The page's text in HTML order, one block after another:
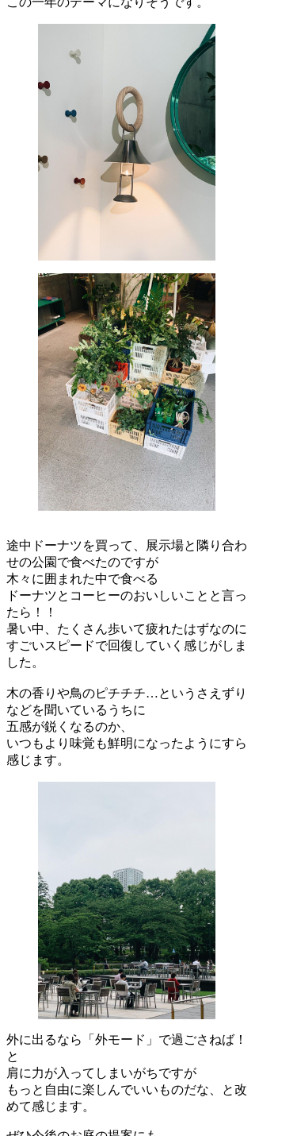
途中ドーナツを買って、展示場と隣り合わ
せの公園で食べたのですが
木々に囲まれた中で食べる
ドーナツとコーヒーのおいしいことと言っ
たら！！
暑い中、たくさん歩いて疲れたはずなのに
すごいスピードで回復していく感じがしま
した。
木の香りや鳥のピチチチ…というさえずり
などを聞いているうちに
五感が鋭くなるのか、
いつもより味覚も鮮明になったようにすら
感じます。
外に出るなら「外モード」で過ごさねば！
と
肩に力が入ってしまいがちですが
もっと自由に楽しんでいいものだな、と改
めて感じます。